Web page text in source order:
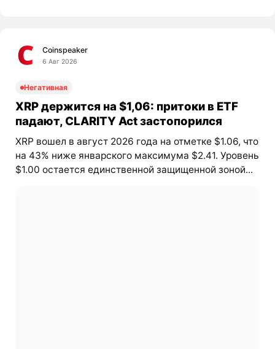
Coinspeaker
6 Авг 2026
Негативная
XRP держится на $1,06: притоки в ETF
падают, CLARITY Act застопорился
XRP вошел в август 2026 года на отметке $1.06, что
на 43% ниже январского максимума $2.41. Уровень
$1.00 остается единственной защищенной зоной...